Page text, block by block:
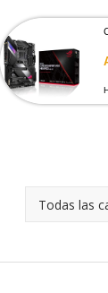
contenido